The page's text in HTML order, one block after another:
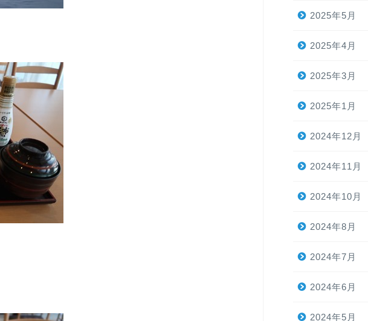
2025年5月
2025年4月
2025年3月
2025年1月
2024年12月
2024年11月
2024年10月
2024年8月
2024年7月
2024年6月
2024年5月